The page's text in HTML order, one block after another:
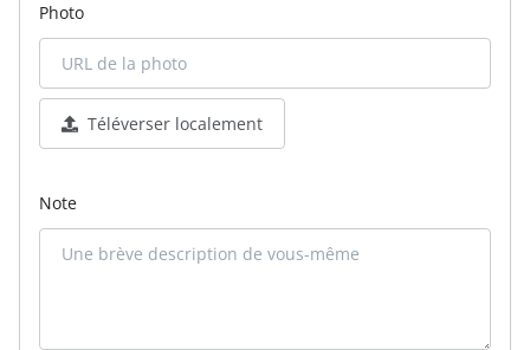
Photo
Téléverser localement
Note